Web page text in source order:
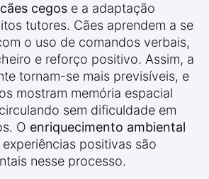
cegos e a adaptação
tutores. Cães aprendem a se
o uso de comandos verbais,
e reforço positivo. Assim, a
tornam-se mais previsíveis, e
mostram memória espacial
sem dificuldade em
O enriquecimento ambiental
experiências positivas são
nesse processo.